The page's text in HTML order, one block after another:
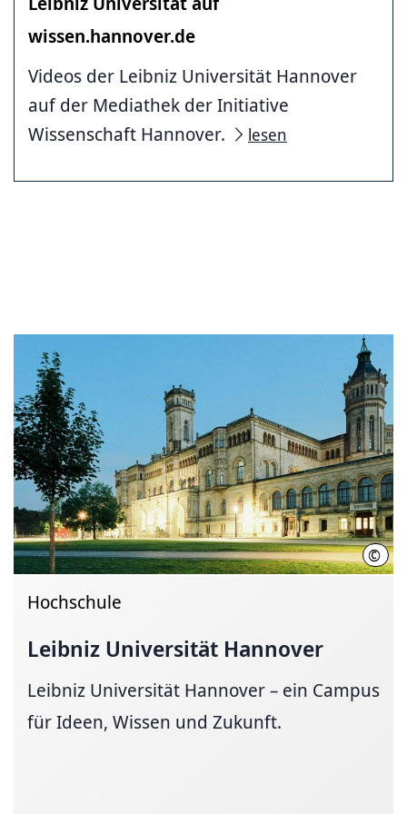
wissen.hannover.de
Videos der Leibniz Universität Hannover
auf der Mediathek der Initiative
Wissenschaft Hannover.
lesen
©
Hochschule
Leibniz Universität Hannover
Leibniz Universität Hannover – ein Campus
für Ideen, Wissen und Zukunft.